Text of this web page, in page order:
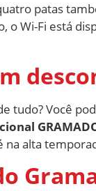
patas
o Wi-Fi está
tudo? Você
na alta